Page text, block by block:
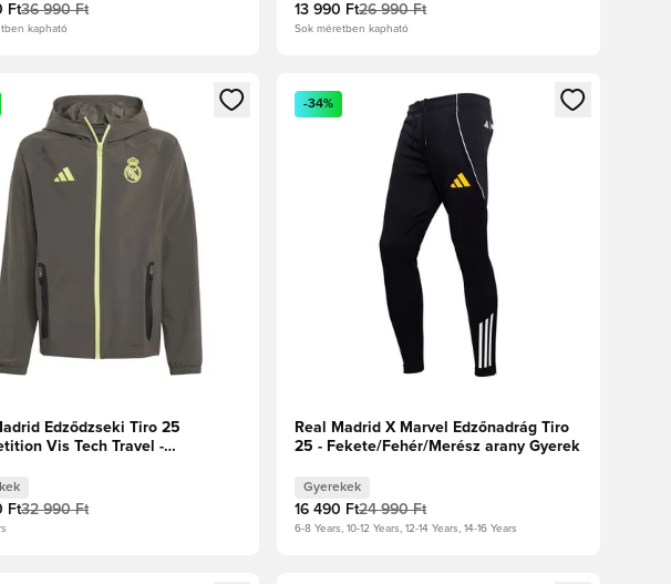
Ft36 990 Ft
kapható
13 990 Ft26 990 Ft
Sok méretben kapható
való regisztrációhoz
egy modált a bejelentkezéshez vagy a tagként való regisztrációhoz
Edződzseki Tiro 25
Vis Tech Travel -
Ft32 990 Ft
Megnyit egy modált a bejelentkezéshez vagy a
-34%
Real Madrid X Marvel Edzőnadrág Tiro
25 - Fekete/Fehér/Merész arany Gyerek
Gyerekek
16 490 Ft24 990 Ft
6-8 Years, 10-12 Years, 12-14 Years, 14-16 Years